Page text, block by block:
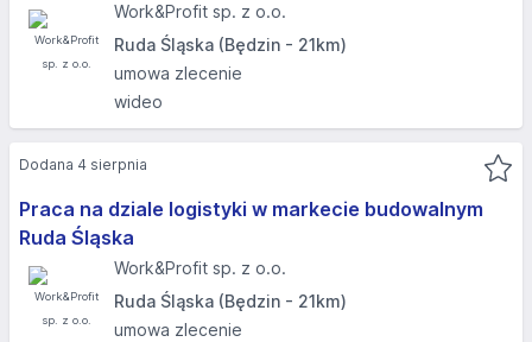
Work&Profit sp. z o.o.
Ruda Śląska (Będzin - 21km)
umowa zlecenie
wideo
Praca na dziale logistyki w markecie budowalnym
Ruda Śląska
Work&Profit sp. z o.o.
Ruda Śląska (Będzin - 21km)
umowa zlecenie
Dodana 4 sierpnia